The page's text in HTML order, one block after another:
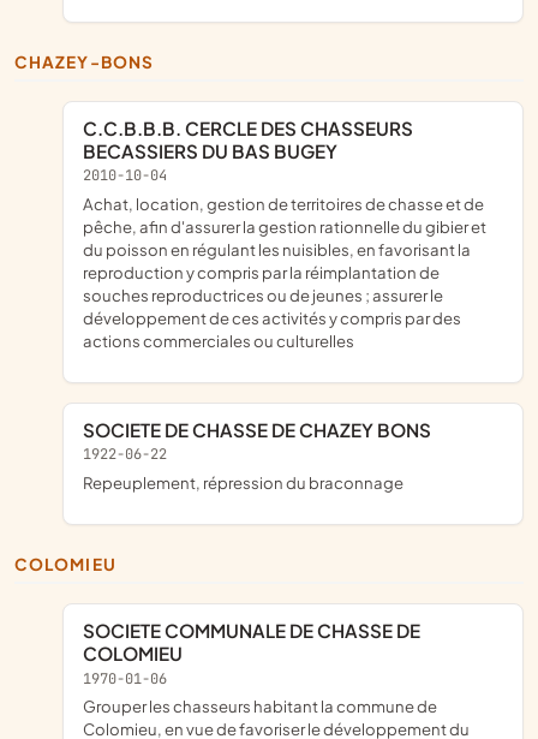
CHAZEY-BONS
C.C.B.B.B. CERCLE DES CHASSEURS
BECASSIERS DU BAS BUGEY
2010-10-04
achat, location, gestion de territoires de chasse et de
pêche, afin d'assurer la gestion rationnelle du gibier et
du poisson en régulant les nuisibles, en favorisant la
reproduction y compris par la réimplantation de
souches reproductrices ou de jeunes ; assurer le
développement de ces activités y compris par des
actions commerciales ou culturelles
SOCIETE DE CHASSE DE CHAZEY BONS
1922-06-22
repeuplement, répression du braconnage
COLOMIEU
SOCIETE COMMUNALE DE CHASSE DE
COLOMIEU
1970-01-06
grouper les chasseurs habitant la commune de
Colomieu, en vue de favoriser le développement du